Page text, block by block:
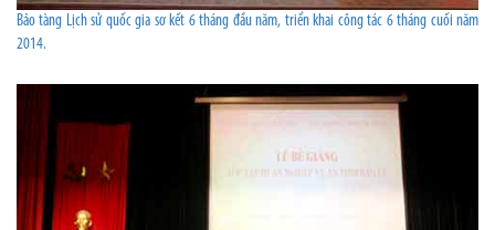
Bảo tàng Lịch sử quốc gia sơ kết 6 tháng đầu năm, triển khai công tác 6 tháng cuối năm
2014.